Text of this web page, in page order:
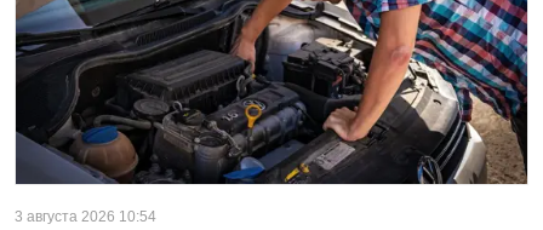
3 августа 2026 10:54